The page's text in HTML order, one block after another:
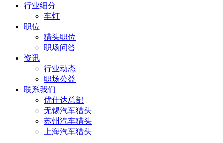
行业细分
车灯
职位
猎头职位
职场问答
资讯
行业动态
职场公益
联系我们
优仕达总部
无锡汽车猎头
苏州汽车猎头
上海汽车猎头